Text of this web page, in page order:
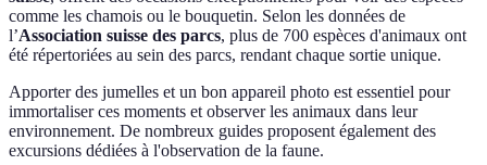
comme les chamois ou le bouquetin. Selon les données de
l’Association suisse des parcs, plus de 700 espèces d'animaux ont
été répertoriées au sein des parcs, rendant chaque sortie unique.
Apporter des jumelles et un bon appareil photo est essentiel pour
immortaliser ces moments et observer les animaux dans leur
environnement. De nombreux guides proposent également des
excursions dédiées à l'observation de la faune.